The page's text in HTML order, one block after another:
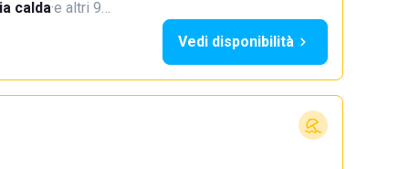
calda·e altri 9…
Vedi disponibilità